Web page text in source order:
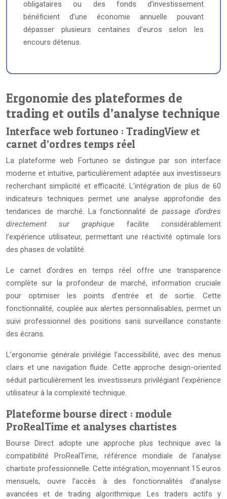
obligataires ou des fonds d’investissement
bénéficient d’une économie annuelle pouvant
dépasser plusieurs centaines d’euros selon les
encours détenus.
Ergonomie des plateformes de
trading et outils d’analyse technique
Interface web fortuneo : TradingView et
carnet d’ordres temps réel
La plateforme web Fortuneo se distingue par son interface
moderne et intuitive, particulièrement adaptée aux investisseurs
recherchant simplicité et efficacité. L’intégration de plus de 60
indicateurs techniques permet une analyse approfondie des
tendances de marché. La fonctionnalité depassage d’ordres
directement sur graphique facilite considérablement
l’expérience utilisateur, permettant une réactivité optimale lors
des phases de volatilité.
Le carnet d’ordres en temps réel offre une transparence
complète sur la profondeur de marché, information cruciale
pour optimiser les points d’entrée et de sortie. Cette
fonctionnalité, couplée aux alertes personnalisables, permet un
suivi professionnel des positions sans surveillance constante
des écrans.
L’ergonomie générale privilégie l’accessibilité, avec des menus
clairs et une navigation fluide. Cette approche design-oriented
séduit particulièrement les investisseurs privilégiant l’expérience
utilisateur à la complexité technique.
Plateforme bourse direct : module
ProRealTime et analyses chartistes
Bourse Direct adopte une approche plus technique avec la
compatibilité ProRealTime, référence mondiale de l’analyse
chartiste professionnelle. Cette intégration, moyennant 15 euros
mensuels, ouvre l’accès à des fonctionnalités d’analyse
avancées et de trading algorithmique. Les traders actifs y